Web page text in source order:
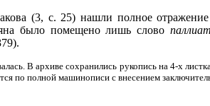
(3, с. 25) нашли полное
было помещено лишь слово паллиат
В архиве сохранились рукопись на 4-х
по полной машинописи с внесением